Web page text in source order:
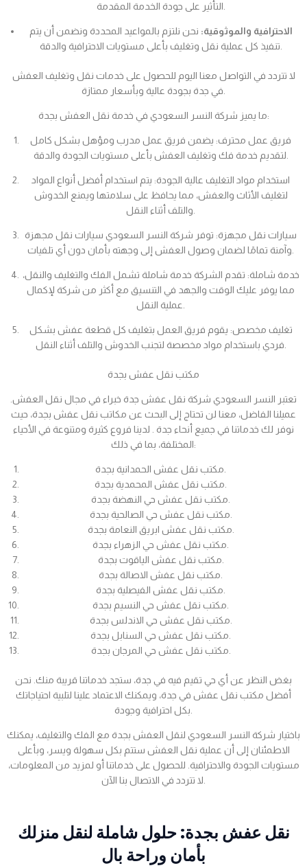
الاحترافية والموثوقية: نحن نلتزم بالمواعيد المحددة ونضمن أن يتم
لا تتردد في التواصل معنا اليوم للحصول على خدمات نقل وتغليف العفش
ما يميز شركة النسر السعودي في خدمة نقل العفش بجدة:
فريق عمل محترف: يضمن فريق عمل مدرب ومؤهل بشكل كامل
استخدام مواد التغليف عالية الجودة: يتم استخدام أفضل أنواع المواد
لتغليف الأثاث والعفش، مما يحافظ على سلامتها ويمنع الخدوش
سيارات نقل مجهزة: توفر شركة النسر السعودي سيارات نقل مجهزة
خدمة شاملة: تقدم الشركة خدمة شاملة تشمل الفك والتغليف والنقل،
مما يوفر عليك الوقت والجهد في التنسيق مع أكثر من شركة لإكمال
تغليف مخصص: يقوم فريق العمل بتغليف كل قطعة عفش بشكل
مكتب نقل عفش بجدة
تعتبر النسر السعودي شركة نقل عفش جدة خبراء في مجال نقل العفش.
عميلنا الفاضل، معنا لن تحتاج إلى البحث عن مكاتب نقل عفش بجدة، حيث
نوفر لك خدماتنا في جميع أنحاء جدة . لدينا فروع كثيرة ومتنوعة في الأحياء
المختلفة، بما في ذلك:
بغض النظر عن أي حي تقيم فيه في جدة، ستجد خدماتنا قريبة منك. نحن
أفضل مكتب نقل عفش في جدة، ويمكنك الاعتماد علينا لتلبية احتياجاتك
باختيار شركة النسر السعودي لنقل العفش بجدة مع الفك والتغليف، يمكنك
الاطمئنان إلى أن عملية نقل العفش ستتم بكل سهولة ويسر، وبأعلى
مستويات الجودة والاحترافية. للحصول على خدماتنا أو لمزيد من المعلومات،
نقل عفش بجدة: حلول شاملة لنقل منزلك
بأمان وراحة بال